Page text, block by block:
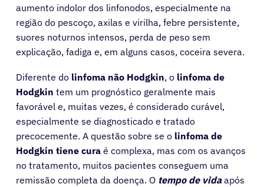
aumento indolor dos linfonodos, especialmente na
região do pescoço, axilas e virilha, febre persistente,
suores noturnos intensos, perda de peso sem
explicação, fadiga e, em alguns casos, coceira severa.
Diferente do linfoma não Hodgkin, o linfoma de
Hodgkin tem um prognóstico geralmente mais
favorável e, muitas vezes, é considerado curável,
especialmente se diagnosticado e tratado
precocemente. A questão sobre se o linfoma de
Hodgkin tiene cura é complexa, mas com os avanços
no tratamento, muitos pacientes conseguem uma
remissão completa da doença. O tempo de vidaapós